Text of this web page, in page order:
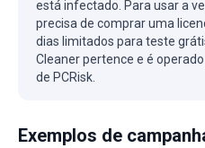
está infectado. Para usar a
precisa de comprar uma
dias limitados para teste
Cleaner pertence e é
de PCRisk.
Exemplos de